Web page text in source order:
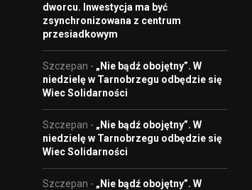
dworcu. Inwestycja ma być
zsynchronizowana z centrum
przesiadkowym
Szczepan - „Nie bądź obojętny”. W
niedzielę w Tarnobrzegu odbędzie się
Wiec Solidarności
Szczepan - „Nie bądź obojętny”. W
niedzielę w Tarnobrzegu odbędzie się
Wiec Solidarności
Szczepan - „Nie bądź obojętny”. W